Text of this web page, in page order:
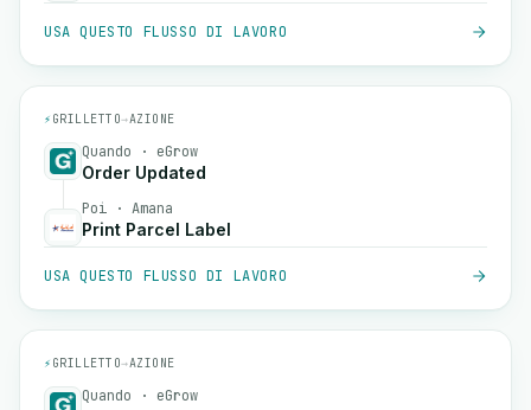
USA QUESTO FLUSSO DI LAVORO
⚡ GRILLETTO→AZIONE
Quando · eGrow
Order Updated
Poi · Amana
Print Parcel Label
USA QUESTO FLUSSO DI LAVORO
⚡ GRILLETTO→AZIONE
Quando · eGrow